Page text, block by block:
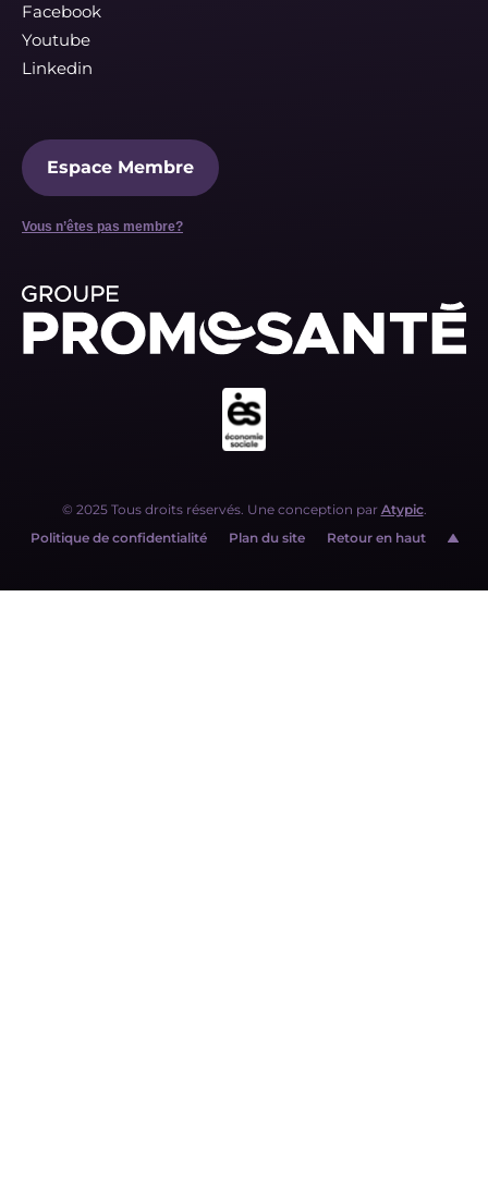
Facebook
Youtube
Linkedin
Espace Membre
Vous n’êtes pas membre?
© 2025 Tous droits réservés. Une conception par Atypic.
Politique de confidentialité
Plan du site Retour en haut